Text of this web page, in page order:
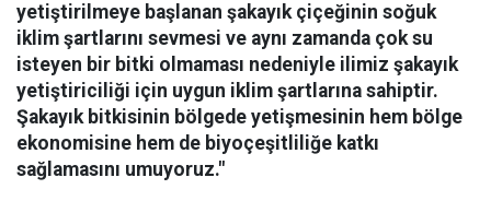
yetiştirilmeye başlanan şakayık çiçeğinin soğuk
iklim şartlarını sevmesi ve aynı zamanda çok su
isteyen bir bitki olmaması nedeniyle ilimiz şakayık
yetiştiriciliği için uygun iklim şartlarına sahiptir.
Şakayık bitkisinin bölgede yetişmesinin hem bölge
ekonomisine hem de biyoçeşitliliğe katkı
sağlamasını umuyoruz."